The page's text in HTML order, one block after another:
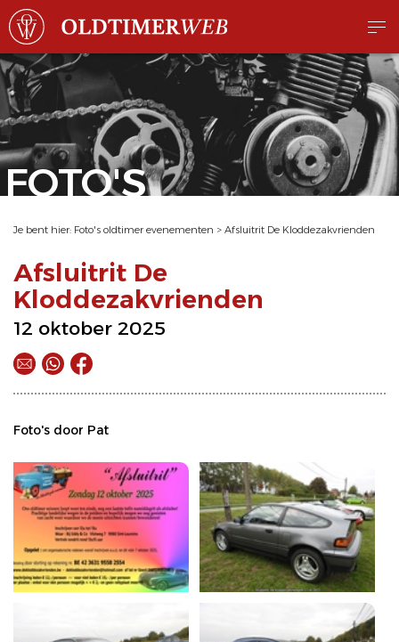
FOTO'S
Je bent hier: Foto's oldtimer evenementen > Afsluitrit De Kloddezakvrienden
Afsluitrit De
Kloddezakvrienden
12 oktober 2025
Foto's door Pat